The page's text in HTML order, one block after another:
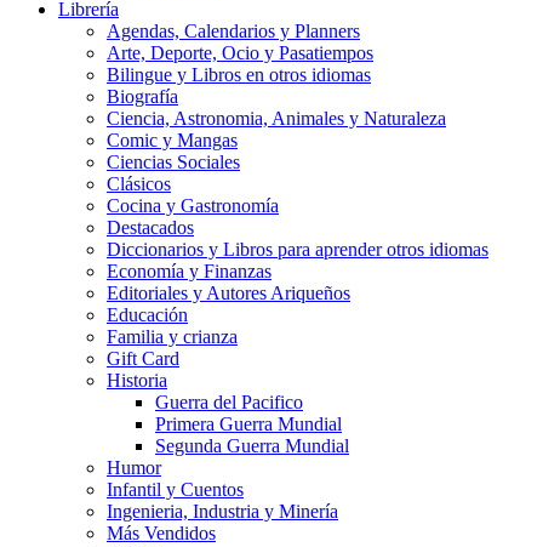
Librería
Agendas, Calendarios y Planners
Arte, Deporte, Ocio y Pasatiempos
Bilingue y Libros en otros idiomas
Biografía
Ciencia, Astronomia, Animales y Naturaleza
Comic y Mangas
Ciencias Sociales
Clásicos
Cocina y Gastronomía
Destacados
Diccionarios y Libros para aprender otros idiomas
Economía y Finanzas
Editoriales y Autores Ariqueños
Educación
Familia y crianza
Gift Card
Historia
Guerra del Pacifico
Primera Guerra Mundial
Segunda Guerra Mundial
Humor
Infantil y Cuentos
Ingenieria, Industria y Minería
Más Vendidos